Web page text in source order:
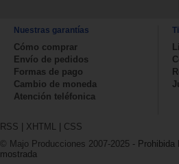
Nuestras garantías
Cómo comprar
Envío de pedidos
Formas de pago
Cambio de moneda
Atención teléfonica
RSS | XHTML | CSS
© Majo Producciones 2007-2025 - Prohibida
mostrada